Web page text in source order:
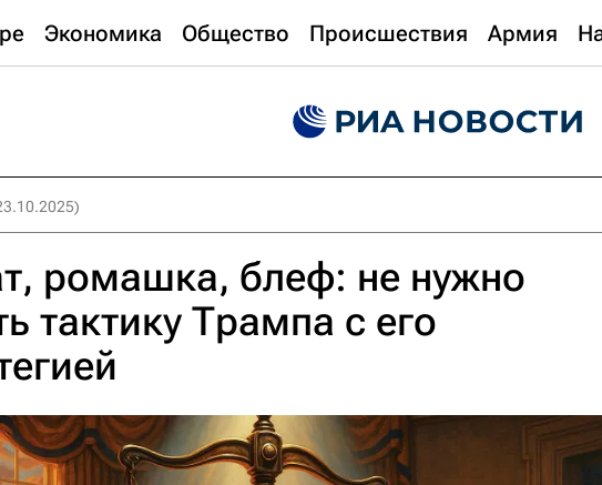
Экономика Общество Происшествия Армия
ромашка, блеф: не нужно
тактику Трампа с его